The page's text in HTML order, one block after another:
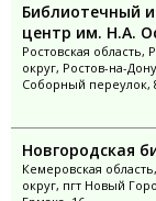
Библиотечный
центр им. Н.А.
Ростовская область,
округ, Ростов-на-
Соборный переулок,
Новгородская
Кемеровская
округ, пгт Новый